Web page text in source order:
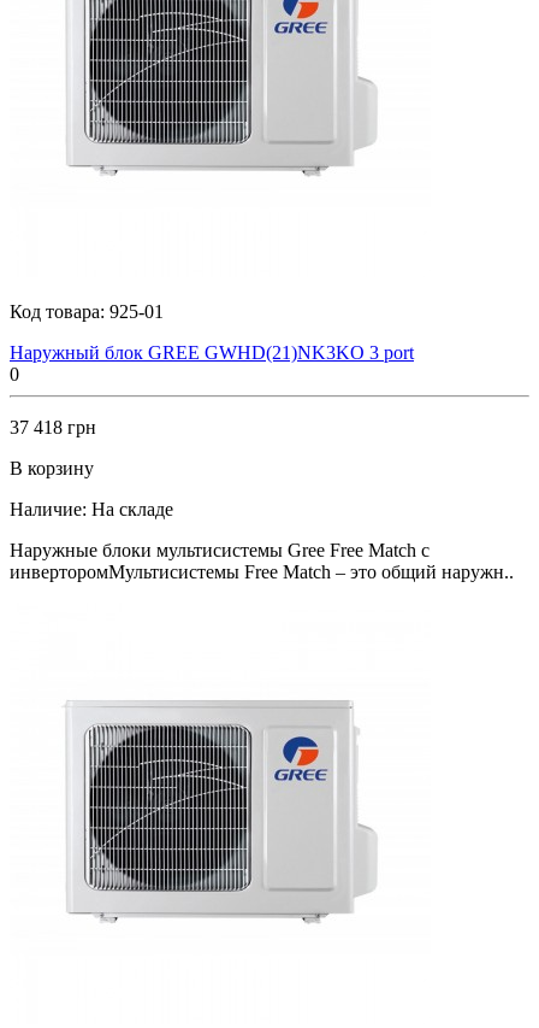
Код товара: 925-01
Наружный блок GREE GWHD(21)NK3KO 3 port
0
37 418 грн
В корзину
Наличие: На складе
Наружные блоки мультисистемы Gree Free Match с
инверторомМультисистемы Free Match – это общий наружн..